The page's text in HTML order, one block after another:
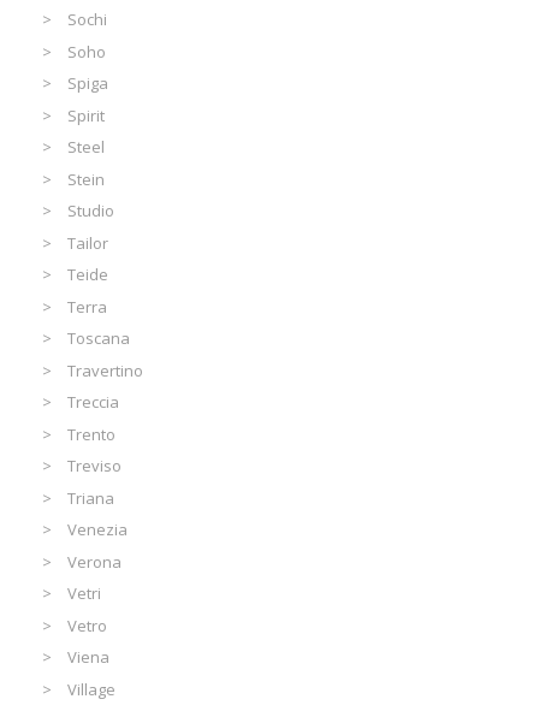
Sochi
Soho
Spiga
Spirit
Steel
Stein
Studio
Tailor
Teide
Terra
Toscana
Travertino
Treccia
Trento
Treviso
Triana
Venezia
Verona
Vetri
Vetro
Viena
Village